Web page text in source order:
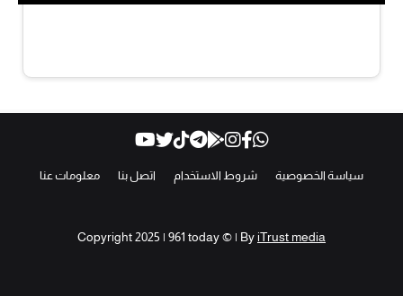
سياسة الخصوصية شروط الاستخدام اتصل بنا معلومات عنا
Copyright 2025 | 961 today © | By iTrust media